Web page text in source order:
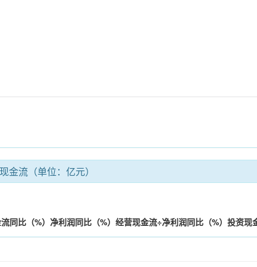
金流（单位：亿元）
同比（%） 净利润同比（%） 经营现金流÷净利润同比（%） 投资现